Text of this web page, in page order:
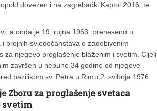
dovezen i na zagrebački Kaptol 2016. te
a onda je 19. rujna 1963. preneseno u
brojnih svjedočanstava o zadobivenim
za njegovo proglašenje blaženim i svetim. Cijeli
završen u nepune 34 godine od njegove
bazilikom sv. Petra u Rimu 2. svibnja 1976.
Zboru za proglašenje svetaca
svetim